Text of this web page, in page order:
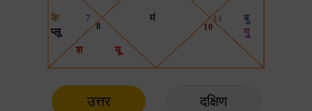
उत्तर दक्षिण